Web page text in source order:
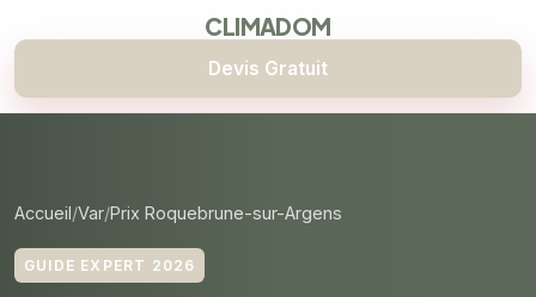
CLIMADOM
Devis Gratuit
Accueil Var Prix Roquebrune-sur-Argens
GUIDE EXPERT 2026